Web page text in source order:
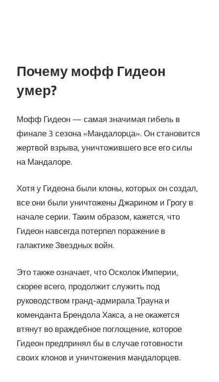
Почему мофф Гидеон
умер?
Мофф Гидеон — самая значимая гибель в
финале 3 сезона «Мандалорца». Он становится
жертвой взрыва, уничтожившего все его силы
на Мандалоре.
Хотя у Гидеона были клоны, которых он создал,
все они были уничтожены Джарином и Грогу в
начале серии. Таким образом, кажется, что
Гидеон навсегда потерпел поражение в
галактике Звездных войн.
Это также означает, что Осколок Империи,
скорее всего, продолжит служить под
руководством гранд-адмирала Трауна и
коменданта Брендола Хакса, а не окажется
втянут во враждебное поглощение, которое
Гидеон предпринял бы в случае готовности
своих клонов и уничтожения мандалорцев.